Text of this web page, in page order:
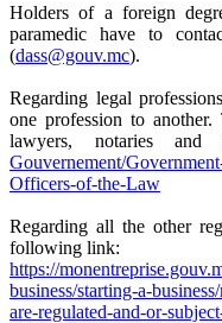
Holders of a foreign
paramedic have to
(dass@gouv.mc).
Regarding legal
one profession to
lawyers, notaries and
Gouvernement/
Officers-of-the-Law
Regarding all the other
following link:
https://
business/starting-a-
are-regulated-and-or-